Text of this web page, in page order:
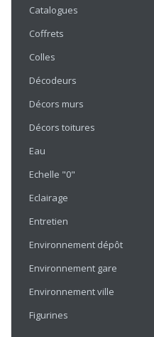
Catalogues
Coffrets
Colles
Décodeurs
Décors murs
Décors toitures
Eau
Echelle "0"
Eclairage
Entretien
Environnement dépôt
Environnement gare
Environnement ville
Figurines